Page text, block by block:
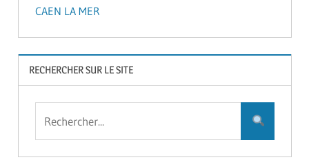
CAEN LA MER
RECHERCHER SUR LE SITE